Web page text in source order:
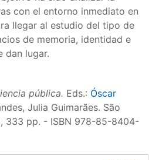
con el entorno inmediato en
llegar al estudio del tipo de
de memoria, identidad e
dan lugar.
pública. Eds.: Óscar
Julia Guimarães. São
333 pp. - ISBN 978-85-8404-